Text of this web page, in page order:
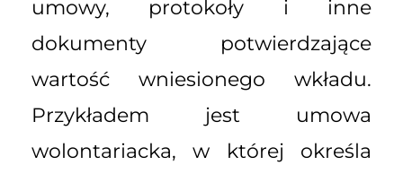
umowy, protokoły i inne
dokumenty potwierdzające
wartość wniesionego wkładu.
Przykładem jest umowa
wolontariacka, w której określa